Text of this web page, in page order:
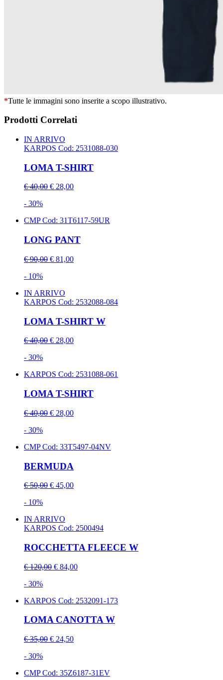
*Tutte le immagini sono inserite a scopo illustrativo.
Prodotti Correlati
IN ARRIVO
KARPOS Cod: 2531088-030
LOMA T-SHIRT
€ 40,00 € 28,00
- 30%
CMPCod: 31T6117-59UR
LONG PANT
€ 90,00 € 81,00
- 10%
IN ARRIVO
KARPOS Cod: 2532088-084
LOMA T-SHIRT W
€ 40,00 € 28,00
- 30%
KARPOS Cod: 2531088-061
LOMA T-SHIRT
€ 40,00 € 28,00
- 30%
CMPCod: 33T5497-04NV
BERMUDA
€ 50,00 € 45,00
- 10%
IN ARRIVO
KARPOS Cod: 2500494
ROCCHETTA FLEECE W
€ 120,00 € 84,00
- 30%
KARPOS Cod: 2532091-173
LOMA CANOTTA W
€ 35,00 € 24,50
- 30%
CMPCod: 35Z6187-31EV